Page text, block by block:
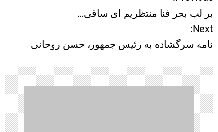
ا
ه
ب
ر
ی
بر لب بحر فنا منتظریم ای ساقی…
Next:
نامه سرگشاده به رئیس جمهور، حسن روحانی